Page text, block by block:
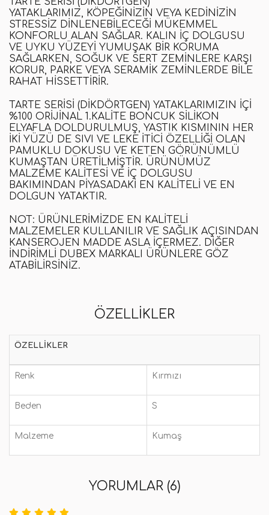
YATAKLARIMIZ, KÖPEĞINIZIN VEYA KEDINIZIN
STRESSIZ DINLENEBILECEĞI MÜKEMMEL
KONFORLU ALAN SAĞLAR. KALIN IÇ DOLGUSU
VE UYKU YÜZEYI YUMUŞAK BIR KORUMA
SAĞLARKEN, SOĞUK VE SERT ZEMINLERE KARŞI
KORUR, PARKE VEYA SERAMIK ZEMINLERDE BILE
RAHAT HISSETTIRIR.
TARTE SERISI (DIKDÖRTGEN) YATAKLARIMIZIN IÇI
%100 ORIJINAL 1.KALITE BONCUK SILIKON
ELYAFLA DOLDURULMUŞ, YASTIK KISMININ HER
IKI YÜZÜ DE SIVI VE LEKE ITICI ÖZELLIĞI OLAN
PAMUKLU DOKUSU VE KETEN GÖRÜNÜMLÜ
KUMAŞTAN ÜRETILMIŞTIR. ÜRÜNÜMÜZ
MALZEME KALITESI VE IÇ DOLGUSU
BAKIMINDAN PIYASADAKI EN KALITELI VE EN
DOLGUN YATAKTIR.
NOT: ÜRÜNLERIMIZDE EN KALITELI
MALZEMELER KULLANILIR VE SAĞLIK AÇISINDAN
KANSEROJEN MADDE ASLA IÇERMEZ. DIĞER
INDIRIMLI DUBEX MARKALI ÜRÜNLERE GÖZ
ATABILIRSINIZ.
ÖZELLIKLER
ÖZELLIKLER
Renk Kırmızı
Beden S
Malzeme Kumaş
YORUMLAR (6)